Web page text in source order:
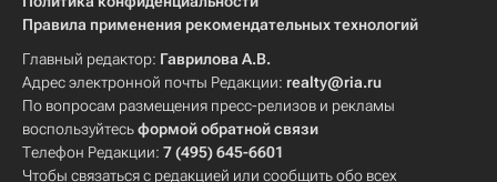
Правила применения рекомендательных технологий
Главный редактор: Гаврилова А.В.
Адрес электронной почты Редакции: realty@ria.ru
По вопросам размещения пресс-релизов и рекламы
воспользуйтесьформой обратной связи
Телефон Редакции: 7 (495) 645-6601
Чтобы связаться с редакцией или сообщить обо всех